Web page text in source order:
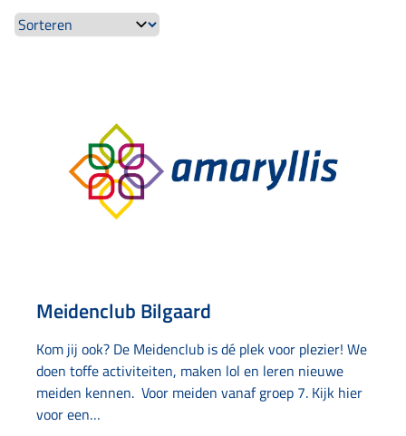
Meidenclub Bilgaard
Kom jij ook? De Meidenclub is dé plek voor plezier! We
doen toffe activiteiten, maken lol en leren nieuwe
meiden kennen. Voor meiden vanaf groep 7. Kijk hier
voor een